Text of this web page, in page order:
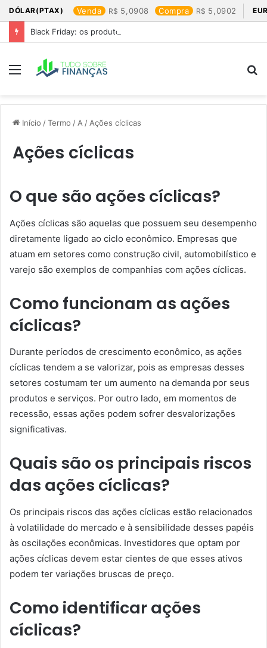
DÓLAR(PTAX) Venda 5,0908 Compra 5,0902
Black Friday: os produtos que mais valem a pena
Menu
Início /Termo / A / Ações cíclicas
Ações cíclicas
O que são ações cíclicas?
Ações cíclicas são aquelas que possuem seu desempenho
diretamente ligado ao ciclo econômico. Empresas que
atuam em setores como construção civil, automobilístico e
varejo são exemplos de companhias com ações cíclicas.
Como funcionam as ações
cíclicas?
Durante períodos de crescimento econômico, as ações
cíclicas tendem a se valorizar, pois as empresas desses
setores costumam ter um aumento na demanda por seus
produtos e serviços. Por outro lado, em momentos de
recessão, essas ações podem sofrer desvalorizações
significativas.
Quais são os principais riscos
das ações cíclicas?
Os principais riscos das ações cíclicas estão relacionados
à volatilidade do mercado e à sensibilidade desses papéis
às oscilações econômicas. Investidores que optam por
ações cíclicas devem estar cientes de que esses ativos
podem ter variações bruscas de preço.
Como identificar ações
cíclicas?